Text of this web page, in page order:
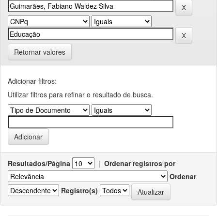
Retornar valores
Adicionar filtros:
Utilizar filtros para refinar o resultado de busca.
Resultados/Página | Ordenar registros por
Ordenar
Registro(s)